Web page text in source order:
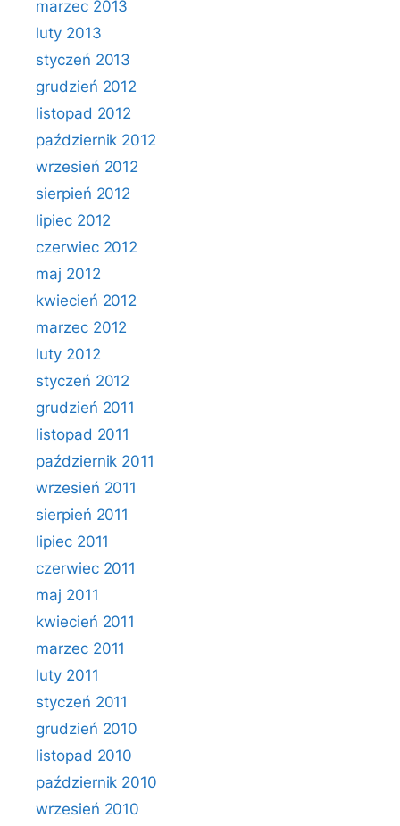
marzec 2013
luty 2013
styczeń 2013
grudzień 2012
listopad 2012
październik 2012
wrzesień 2012
sierpień 2012
lipiec 2012
czerwiec 2012
maj 2012
kwiecień 2012
marzec 2012
luty 2012
styczeń 2012
grudzień 2011
listopad 2011
październik 2011
wrzesień 2011
sierpień 2011
lipiec 2011
czerwiec 2011
maj 2011
kwiecień 2011
marzec 2011
luty 2011
styczeń 2011
grudzień 2010
listopad 2010
październik 2010
wrzesień 2010